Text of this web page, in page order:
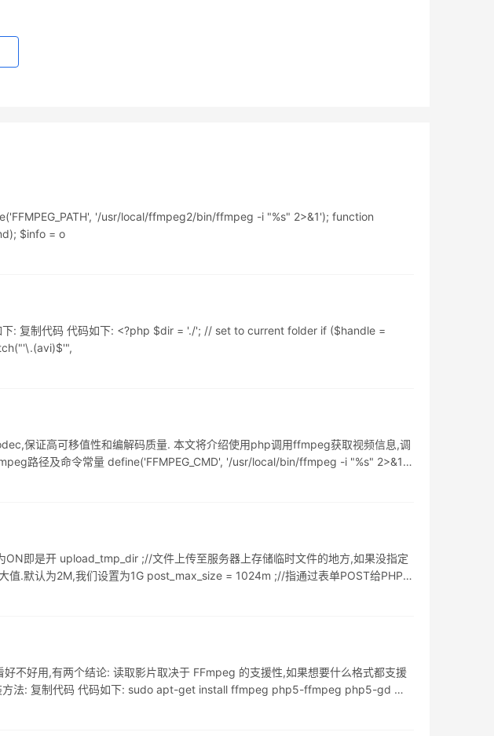
'/usr/local/ffmpeg2/bin/ffmpeg -i "%s" 2>&1'); function
$info = o
下: 复制代码 代码如下: <?php $dir = './'; // set to current folder if ($handle =
保证高可移值性和编解码质量. 本文将介绍使用php调用ffmpeg获取视频信息,调
路径及命令常量 define('FFMPEG_CMD', '/usr/local/bin/ffmpeg -i "%s" 2>&1');
即是开 upload_tmp_dir ;//文件上传至服务器上存储临时文件的地方,如果没指定
.默认为2M,我们设置为1G post_max_size = 1024m ;//指通过表单POST给PHP的
好用,有两个结论: 读取影片取决于 FFmpeg 的支援性,如果想要什么格式都支援
方法: 复制代码 代码如下: sudo apt-get install ffmpeg php5-ffmpeg php5-gd 撷